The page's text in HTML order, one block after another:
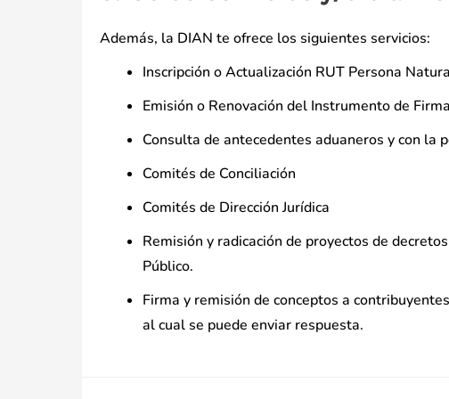
Además, la DIAN te ofrece los siguientes servicios:
Inscripción o Actualización RUT Persona
Emisión o Renovación del Instrumento de
Consulta de antecedentes aduaneros y con
Comités de Conciliación
Comités de Dirección Jurídica
Remisión y radicación de proyectos de
Público.
Firma y remisión de conceptos a
al cual se puede enviar respuesta.